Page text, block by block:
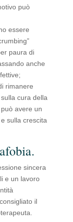
può
essere
paura di
anche
rimanere
cura della
avere un
sulla crescita
sincera
e un lavoro
il